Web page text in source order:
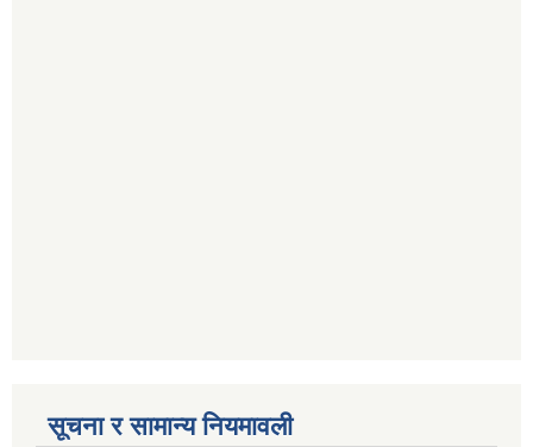
सूचना र सामान्य नियमावली